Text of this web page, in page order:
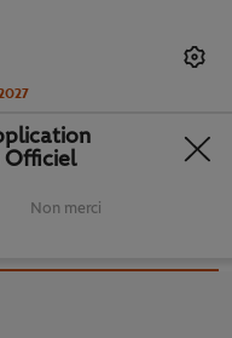
FICHE
Officiel
Non merci